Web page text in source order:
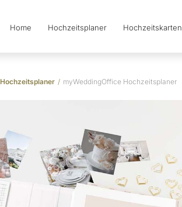
Home Hochzeitsplaner Hochzeitskarten
Hochzeitsplaner / myWeddingOffice Hochzeitsplaner